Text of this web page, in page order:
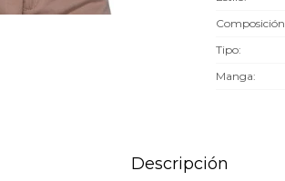
Composición
Tipo
Manga
Descripción